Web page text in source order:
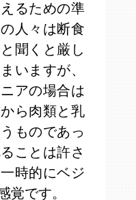
るための準
人々は断食
聞くと厳し
いますが、
アの場合は
ら肉類と乳
ものであっ
ことは許さ
時的にベジ
覚です。